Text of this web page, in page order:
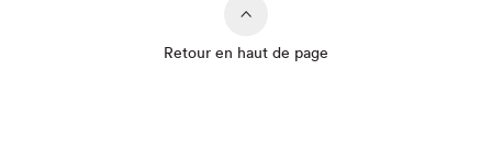
Que cherchez-vous?
Retour en haut de page